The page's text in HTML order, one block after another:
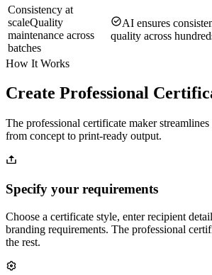
Consistency at
scaleQuality
maintenance across
batches
AI ensures
quality across
How It Works
Create Professional
The professional certificate maker streamlines
from concept to print-ready output.
Specify your requirements
Choose a certificate style, enter recipient
branding requirements. The professional
the rest.